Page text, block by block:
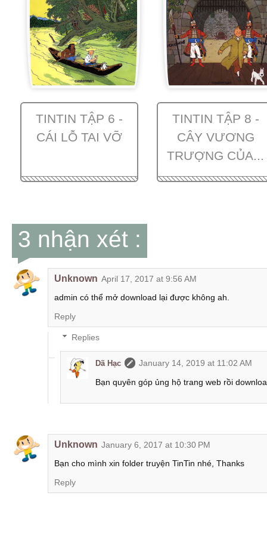
TINTIN TẬP 6 -
CÁI LỖ TAI VỠ
TINTIN TẬP 8 -
CÂY VƯƠNG
TRƯỢNG CỦA...
3 nhận xét :
Unknown January 6, 2017 at 10:30 PM
Bạn cho mình xin folder truyện TinTin nhé, Thanks
Reply
Unknown April 17, 2017 at 9:56 AM
admin có thể mở download lại được không ah.
Reply
Replies
Dã Hạc
January 14, 2019 at 11:02 AM
Bạn quyên góp ủng hộ trang web rồi